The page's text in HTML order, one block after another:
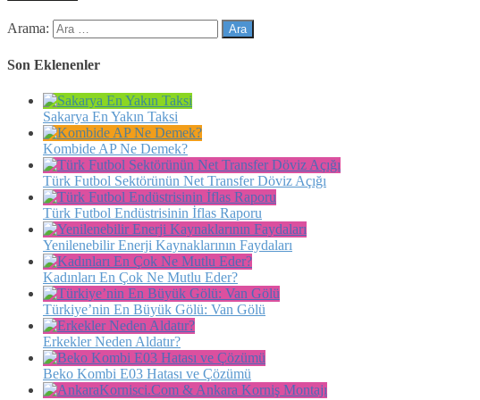
Arama:
Son Eklenenler
Sakarya En Yakın Taksi
Kombide AP Ne Demek?
Türk Futbol Sektörünün Net Transfer Döviz Açığı
Türk Futbol Endüstrisinin İflas Raporu
Yenilenebilir Enerji Kaynaklarının Faydaları
Kadınları En Çok Ne Mutlu Eder?
Türkiye’nin En Büyük Gölü: Van Gölü
Erkekler Neden Aldatır?
Beko Kombi E03 Hatası ve Çözümü